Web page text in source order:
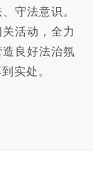
守法意识。
活动，全力
良好法治氛
实处。